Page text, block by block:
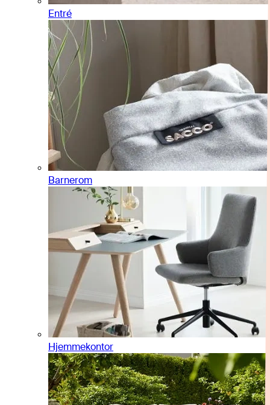
Entré
Barnerom
Hjemmekontor